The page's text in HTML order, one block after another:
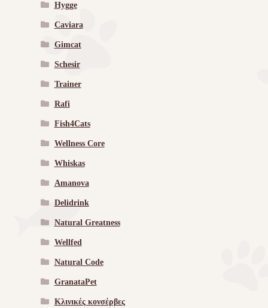
Hygge
Caviara
Gimcat
Schesir
Trainer
Rafi
Fish4Cats
Wellness Core
Whiskas
Amanova
Delidrink
Natural Greatness
Wellfed
Natural Code
GranataPet
Κλινικές κονσέρβες